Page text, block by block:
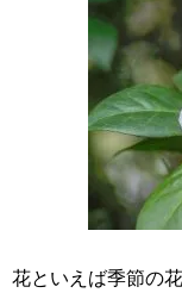
花といえば季節の